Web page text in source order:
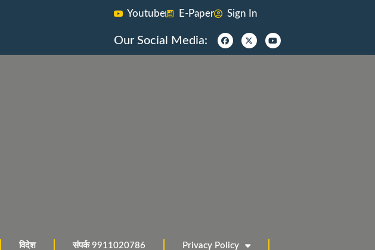
Youtube E-Paper Sign In
Our Social Media:
विदेश संपर्क 9911020786 Privacy Policy